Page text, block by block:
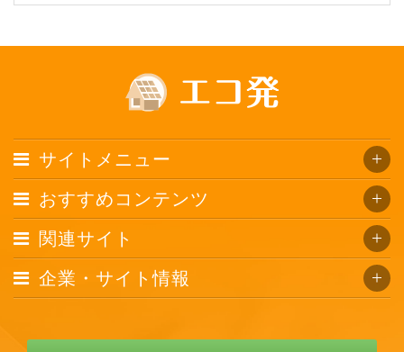
サイトメニュー
おすすめコンテンツ
関連サイト
企業・サイト情報